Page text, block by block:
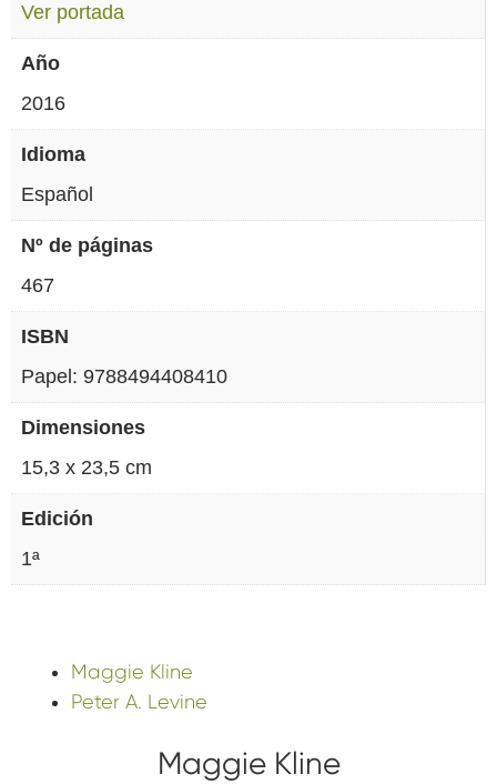
Ver portada
Año
2016
Idioma
Español
Nº de páginas
467
ISBN
Papel: 9788494408410
Dimensiones
15,3 x 23,5 cm
Edición
1ª
Maggie Kline
Peter A. Levine
Maggie Kline